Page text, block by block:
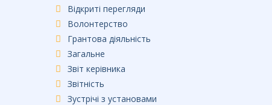
Відкриті перегляди
Волонтерство
Грантова діяльність
Загальне
Звіт керівника
Звітність
Зустрічі з установами